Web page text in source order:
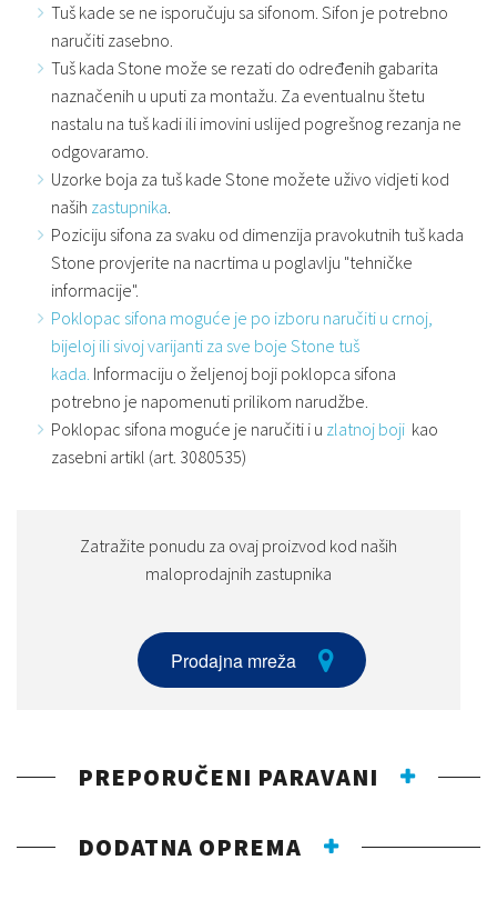
Tuš kade se ne isporučuju sa sifonom. Sifon je potrebno
naručiti zasebno.
Tuš kada Stone može se rezati do određenih gabarita
naznačenih u uputi za montažu. Za eventualnu štetu
nastalu na tuš kadi ili imovini uslijed pogrešnog rezanja ne
odgovaramo.
Uzorke boja za tuš kade Stone možete uživo vidjeti kod
naših zastupnika.
Poziciju sifona za svaku od dimenzija pravokutnih tuš kada
Stone provjerite na nacrtima u poglavlju "tehničke
informacije".
Poklopac sifona moguće je po izboru naručiti u crnoj,
bijeloj ili sivoj varijanti za sve boje Stone tuš
kada. Informaciju o željenoj boji poklopca sifona
potrebno je napomenuti prilikom narudžbe.
Poklopac sifona moguće je naručiti i u zlatnoj boji kao
zasebni artikl (art. 3080535)
Zatražite ponudu za ovaj proizvod kod naših
maloprodajnih zastupnika
Prodajna mreža
PREPORUČENI PARAVANI
DODATNA OPREMA